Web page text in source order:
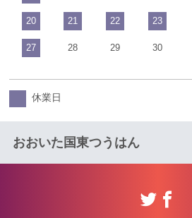
20 21 22 23
27 28 29 30
休業日
おおいた国東つうはん